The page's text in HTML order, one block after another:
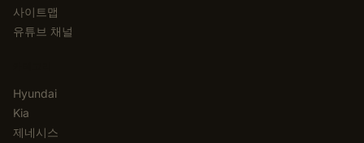
사이트맵
유튜브 채널
Hyundai
Kia
제네시스